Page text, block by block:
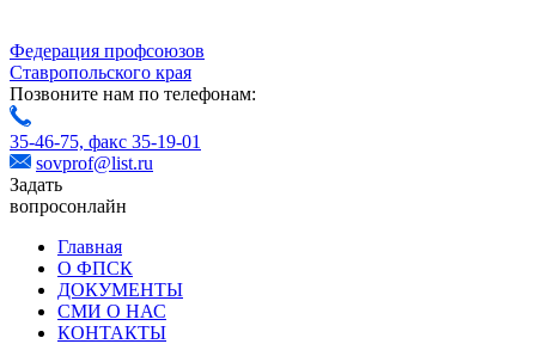
Федерация профсоюзов
Ставропольского края
Позвоните нам по телефонам:
35-46-75, факс 35-19-01
sovprof@list.ru
Задать
вопросонлайн
Главная
О ФПСК
ДОКУМЕНТЫ
СМИ О НАС
КОНТАКТЫ